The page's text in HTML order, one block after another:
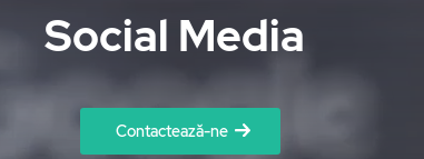
Social Media
Contactează-ne